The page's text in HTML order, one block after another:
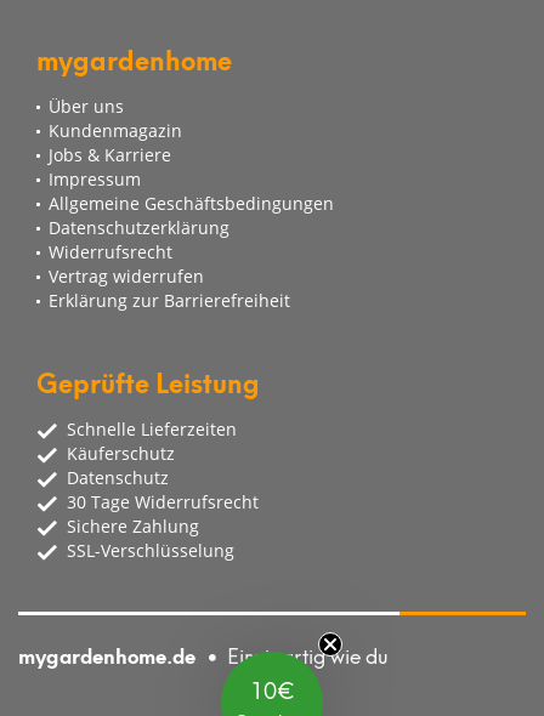
mygardenhome
Über uns
Kundenmagazin
Jobs & Karriere
Impressum
Allgemeine Geschäftsbedingungen
Datenschutzerklärung
Widerrufsrecht
Vertrag widerrufen
Erklärung zur Barrierefreiheit
Geprüfte Leistung
Schnelle Lieferzeiten
Käuferschutz
Datenschutz
30 Tage Widerrufsrecht
Sichere Zahlung
SSL-Verschlüsselung
mygardenhome.de Einzigartig wie du
10€